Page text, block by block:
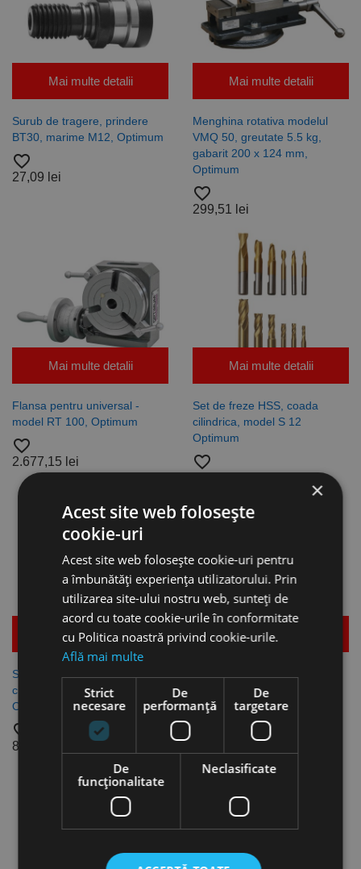
Mai multe detalii
Surub de tragere, prindere
BT30, marime M12, Optimum
favorite_border
27,09 lei
Mai multe detalii
Menghina rotativa modelul
VMQ 50, greutate 5.5 kg,
gabarit 200 x 124 mm,
Optimum
favorite_border
299,51 lei
Mai multe detalii
Flansa pentru universal -
model RT 100, Optimum
favorite_border
2.677,15 lei
Mai multe detalii
Set de freze HSS, coada
cilindrica, model S 12
Optimum
favorite_border
Mai multe detalii
Set de freze HSS, coada
cilindrica, model S 20,
Optimum
favorite_border
852,11 lei
Mai multe detalii
carbura, acoperire de TiAlN,
cu cap sferic pentru taiere
frontala, coada cilindrica,
favorite_border
×
Acest site web folosește
cookie-uri
Acest site web folosește cookie-uri pentru
a îmbunătăți experiența utilizatorului. Prin
utilizarea site-ului nostru web, sunteți de
acord cu toate cookie-urile în conformitate
cu Politica noastră privind cookie-urile.
Află mai multe
Strict
necesare
De
performanță
De
targetare
De
funcţionalitate
Neclasificate